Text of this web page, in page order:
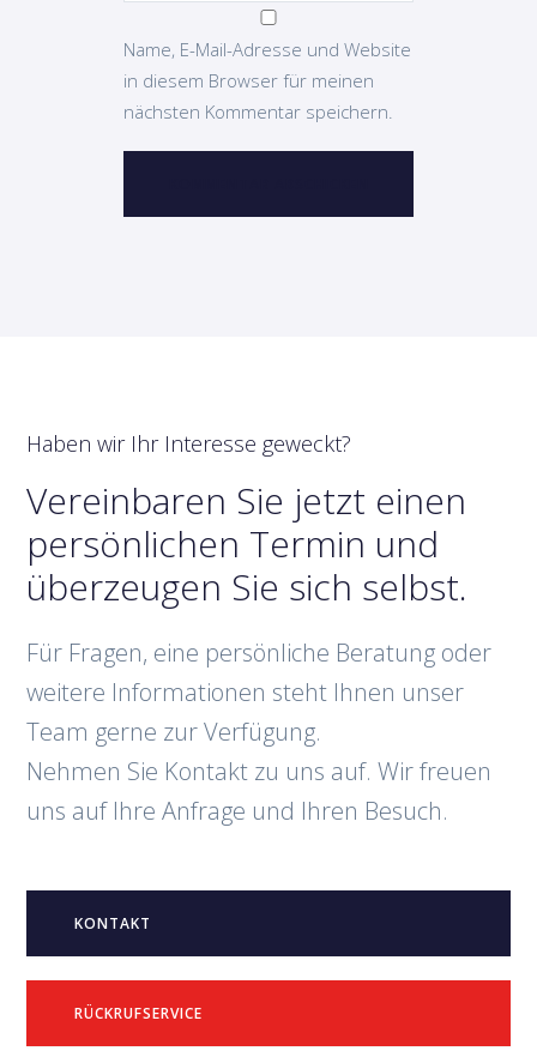
Name, E-Mail-Adresse und Website
in diesem Browser für meinen
nächsten Kommentar speichern.
Haben wir Ihr Interesse geweckt?
Vereinbaren Sie jetzt einen
persönlichen Termin und
überzeugen Sie sich selbst.
Für Fragen, eine persönliche Beratung oder
weitere Informationen steht Ihnen unser
Team gerne zur Verfügung.
Nehmen Sie Kontakt zu uns auf. Wir freuen
uns auf Ihre Anfrage und Ihren Besuch.
KONTAKT
RÜCKRUFSERVICE